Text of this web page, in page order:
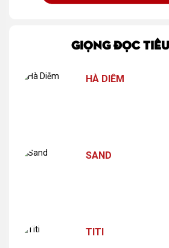
GIỌNG ĐỌC
HÀ DIỄM
SAND
TITI